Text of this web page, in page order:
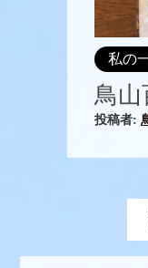
私の
鳥山
投稿者: